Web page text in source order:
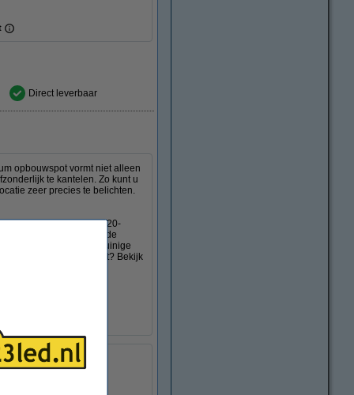
Direct leverbaar
opbouwspot vormt niet alleen
te kantelen. Zo kunt u
zeer precies te belichten.
opbouwspot door de IP20-
vochtige ruimtes zoals de
u aan om een energiezuinige
slimme led GU10 spot? Bekijk
85 mm (lxbxh)